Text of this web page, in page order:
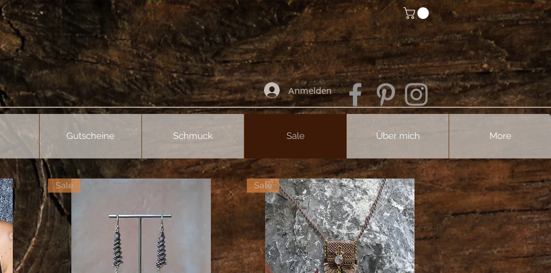
Anmelden
Gutscheine Schmuck Sale Über mich More
Sale Sale